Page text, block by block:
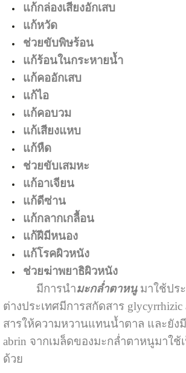
แก้กล่องเสียงอักเสบ
แก้หวัด
ช่วยขับพิษร้อน
แก้ร้อนในกระหายน้ำ
แก้คออักเสบ
แก้ไอ
แก้คอบวม
แก้เสียงแหบ
แก้หืด
ช่วยขับเสมหะ
แก้อาเจียน
แก้ดีซ่าน
แก้กลากเกลื้อน
แก้ฝีมีหนอง
แก้โรคผิวหนัง
ช่วยฆ่าพยาธิผิวหนัง
มีการนำมะกล่ำตาหนูมาใช้ปร
ต่างประเทศมีการสกัดสาร glycyrrhizic
สารให้ความหวานแทนน้ำตาล และยัง
abrin จากเมล็ดของมะกล่ำตาหนูมาใช้
ด้วย